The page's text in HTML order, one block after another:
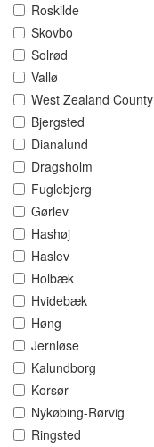
Roskilde
Skovbo
Solrød
Vallø
West Zealand County
Bjergsted
Dianalund
Dragsholm
Fuglebjerg
Gørlev
Hashøj
Haslev
Holbæk
Hvidebæk
Høng
Jernløse
Kalundborg
Korsør
Nykøbing-Rørvig
Ringsted